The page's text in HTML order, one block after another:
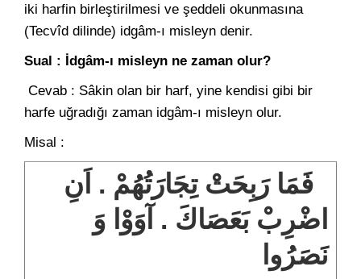
iki harfin birleştirilmesi ve şeddeli okunmasına
(Tecvîd dilinde) idgâm-ı misleyn denir.
Sual : İdgâm-ı misleyn ne zaman olur?
Cevab : Sâkin olan bir harf, yine kendisi gibi bir
harfe uğradığı zaman idgâm-ı misleyn olur.
Misal :
فَمَا رَبِحَتْ تِجَارَتُهُمْ . اَنِ
اضْرِبْ بَعَصَاكَ . آوَوْا وَ
نَصَرُوا